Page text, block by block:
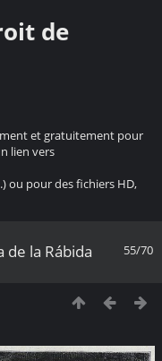
de
et gratuitement pour
lien vers
ou pour des fichiers HD,
55/70
de la Rábida